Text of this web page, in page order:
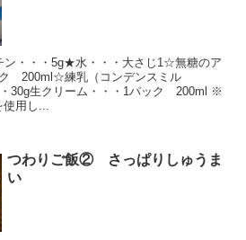
・・・5g★水・・・大さじ1☆無糖のア
200ml☆練乳（コンデンスミル
30g生クリーム・・・1パック 200ml ※
使用し...
つわりご飯② さっぱりしゅうま
い